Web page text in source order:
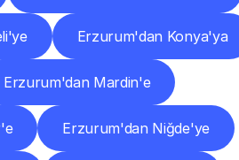
Erzurum'dan Konya'ya
Erzurum'dan Mardin'e
Erzurum'dan Niğde'ye